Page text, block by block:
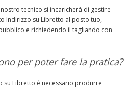
tecnico si incaricherà di gestire
Indirizzo su Libretto al posto tuo,
e richiedendo il tagliando con
per poter fare la pratica?
su Libretto è necessario produrre